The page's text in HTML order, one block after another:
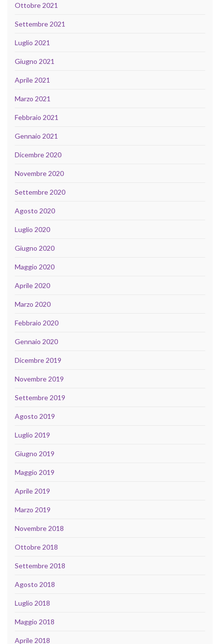
Ottobre 2021
Settembre 2021
Luglio 2021
Giugno 2021
Aprile 2021
Marzo 2021
Febbraio 2021
Gennaio 2021
Dicembre 2020
Novembre 2020
Settembre 2020
Agosto 2020
Luglio 2020
Giugno 2020
Maggio 2020
Aprile 2020
Marzo 2020
Febbraio 2020
Gennaio 2020
Dicembre 2019
Novembre 2019
Settembre 2019
Agosto 2019
Luglio 2019
Giugno 2019
Maggio 2019
Aprile 2019
Marzo 2019
Novembre 2018
Ottobre 2018
Settembre 2018
Agosto 2018
Luglio 2018
Maggio 2018
Aprile 2018